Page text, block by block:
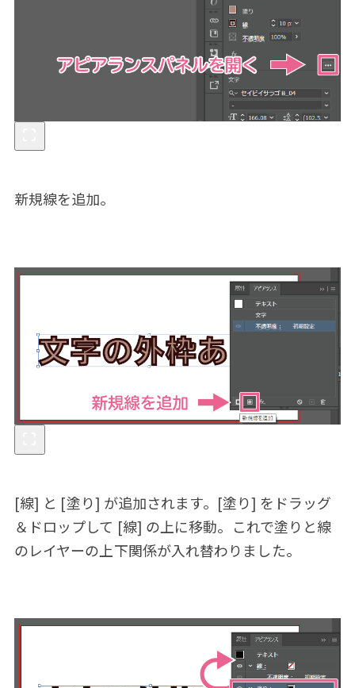
新規線を追加。
[線] と [塗り] が追加されます。[塗り] をドラッグ
＆ドロップして [線] の上に移動。これで塗りと線
のレイヤーの上下関係が入れ替わりました。